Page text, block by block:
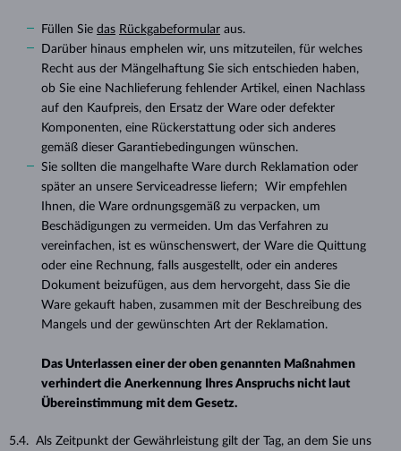
Füllen Sie das Rückgabeformular aus.
Darüber hinaus emphelen wir, uns mitzuteilen, für welches
Recht aus der Mängelhaftung Sie sich entschieden haben,
ob Sie eine Nachlieferung fehlender Artikel, einen Nachlass
auf den Kaufpreis, den Ersatz der Ware oder defekter
Komponenten, eine Rückerstattung oder sich anderes
gemäß dieser Garantiebedingungen wünschen.
Sie sollten die mangelhafte Ware durch Reklamation oder
später an unsere Serviceadresse liefern; Wir empfehlen
Ihnen, die Ware ordnungsgemäß zu verpacken, um
Beschädigungen zu vermeiden. Um das Verfahren zu
vereinfachen, ist es wünschenswert, der Ware die Quittung
oder eine Rechnung, falls ausgestellt, oder ein anderes
Dokument beizufügen, aus dem hervorgeht, dass Sie die
Ware gekauft haben, zusammen mit der Beschreibung des
Mangels und der gewünschten Art der Reklamation.
Das Unterlassen einer der oben genannten Maßnahmen
verhindert die Anerkennung Ihres Anspruchs nicht laut
Übereinstimmung mit dem Gesetz.
5.4. Als Zeitpunkt der Gewährleistung gilt der Tag, an dem Sie uns